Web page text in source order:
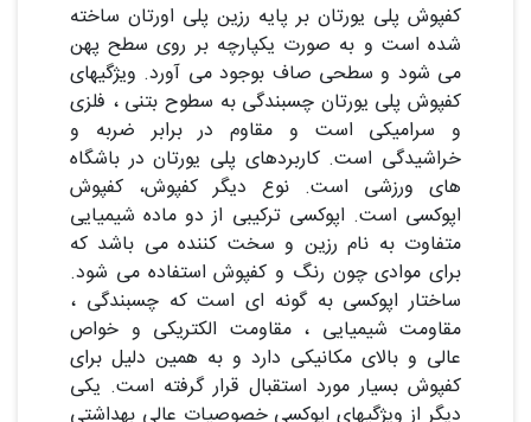
کفپوش پلی یورتان بر پایه رزین پلی اورتان ساخته
شده است و به صورت یکپارچه بر روی سطح پهن
می شود و سطحی صاف بوجود می آورد. ویژگیهای
کفپوش پلی یورتان چسبندگی به سطوح بتنی ، فلزی
و سرامیکی است و مقاوم در برابر ضربه و
خراشیدگی است. کاربردهای پلی یورتان در باشگاه
های ورزشی است. نوع دیگر کفپوش، کفپوش
اپوکسی است. اپوکسی ترکیبی از دو ماده شیمیایی
متفاوت به نام رزین و سخت کننده می باشد که
برای موادی چون رنگ و کفپوش استفاده می شود.
ساختار اپوکسی به گونه ای است که چسبندگی ،
مقاومت شیمیایی ، مقاومت الکتریکی و خواص
عالی و بالای مکانیکی دارد و به همین دلیل برای
کفپوش بسیار مورد استقبال قرار گرفته است. یکی
دیگر از ویژگیهای اپوکسی خصوصیات عالی بهداشتی